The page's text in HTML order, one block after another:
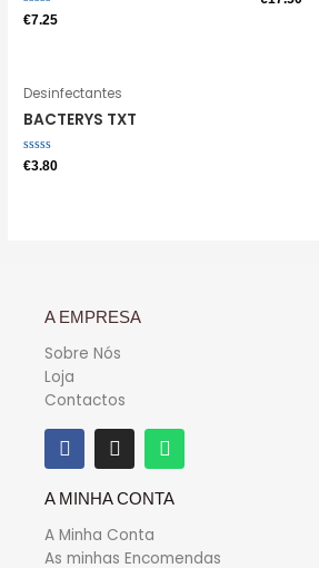
Avaliação
0
€7.25
0
Desinfectantes
BACTERYS TXT
Avaliação
€3.80
A EMPRESA
Sobre Nós
Loja
Contactos
A MINHA CONTA
A Minha Conta
As minhas Encomendas